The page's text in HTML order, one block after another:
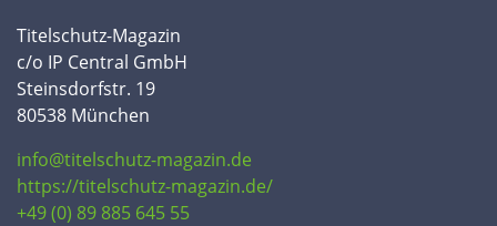
Titelschutz-Magazin
c/o IP Central GmbH
Steinsdorfstr. 19
80538 München
info@titelschutz-magazin.de
https://titelschutz-magazin.de/
+49 (0) 89 885 645 55